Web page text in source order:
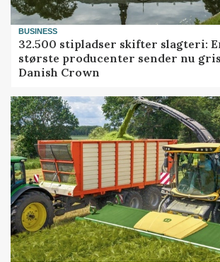
BUSINESS
32.500 stipladser skifter slagteri:
største producenter sender nu
Danish Crown